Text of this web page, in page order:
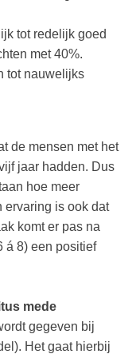
tot redelijk goed
met 40%.
tot nauwelijks
de mensen met het
jaar hadden. Dus
hoe meer
ervaring is ook dat
komt er pas na
á 8) een positief
mede
gegeven bij
Het gaat hierbij